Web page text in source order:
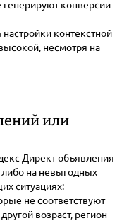
генерируют конверсии
контекстной
несмотря на
или
Директ объявления
либо на невыгодных
ситуациях:
не соответствуют
возраст, регион